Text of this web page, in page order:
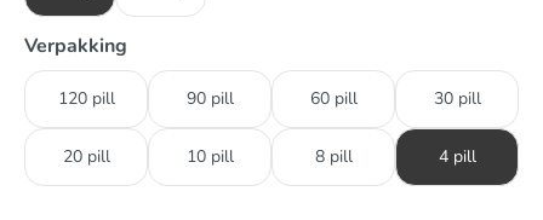
Verpakking
120 pill 90 pill 60 pill 30 pill
20 pill 10 pill 8 pill 4 pill